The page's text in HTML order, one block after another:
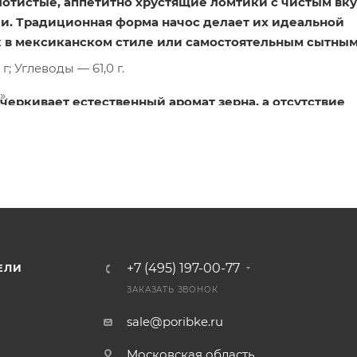
Углеводы — 61,0 г.
Традиционная форма начос делает их идеальной
в мексиканском стиле или самостоятельным
естественный аромат зерна, а отсутствие
аутентичным вкусом продукта. Это
или сырным дипом.
+7 (495) 197-00-77
ЗАКАЗАТЬ ЗВОНОК
sale@poribke.ru